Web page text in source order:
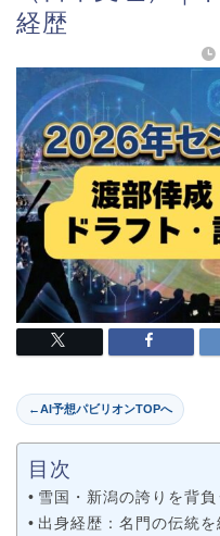
経歴
←AI予想パビリオンTOPへ
目次
雪国・新潟の誇りを背負
出身経歴：名門の伝統